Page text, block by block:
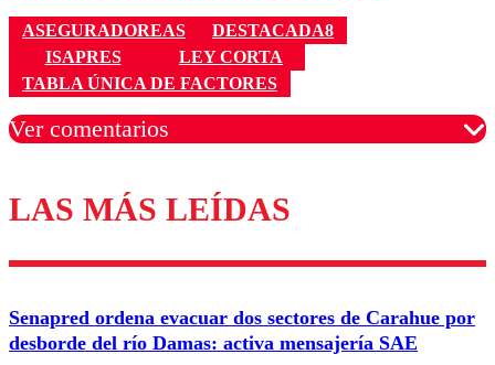
ASEGURADOREAS
DESTACADA8
ISAPRES
LEY CORTA
TABLA ÚNICA DE FACTORES
Ver comentarios
Los comentarios son moderados para garantizar un
diálogo respetuoso.
Nombre
Correo
LAS MÁS LEÍDAS
Senapred ordena evacuar dos sectores de Carahue por
desborde del río Damas: activa mensajería SAE